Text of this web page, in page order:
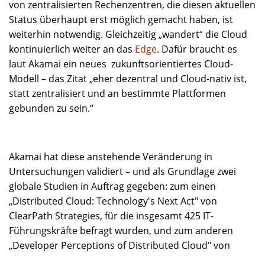
von zentralisierten Rechenzentren, die diesen aktuellen
Status überhaupt erst möglich gemacht haben, ist
weiterhin notwendig. Gleichzeitig „wandert“ die Cloud
kontinuierlich weiter an das Edge. Dafür braucht es
laut Akamai ein neues zukunftsorientiertes Cloud-
Modell – das Zitat „eher dezentral und Cloud-nativ ist,
statt zentralisiert und an bestimmte Plattformen
gebunden zu sein.“
Akamai hat diese anstehende Veränderung in
Untersuchungen validiert – und als Grundlage zwei
globale Studien in Auftrag gegeben: zum einen
„Distributed Cloud: Technology's Next Act" von
ClearPath Strategies, für die insgesamt 425 IT-
Führungskräfte befragt wurden, und zum anderen
„Developer Perceptions of Distributed Cloud" von